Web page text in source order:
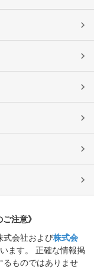
注意》
式会社および株式会
ます。 正確な情報掲
るものではありませ